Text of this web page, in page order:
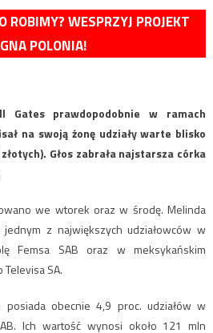
ROBIMY? WESPRZYJ PROJEKT
POLONIA!
Gates prawdopodobnie w ramach
na swoją żonę udziały warte blisko
Głos zabrała najstarsza córka
we wtorek oraz w środę. Melinda
z największych udziałowców w
Femsa SAB oraz w meksykańskim
SA.
posiada obecnie 4,9 proc. udziałów w
Ich wartość wynosi około 121 mln